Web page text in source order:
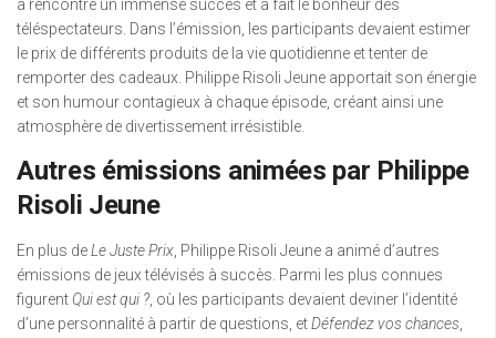
a rencontré un immense succès et a fait le bonheur des
téléspectateurs. Dans l’émission, les participants devaient estimer
le prix de différents produits de la vie quotidienne et tenter de
remporter des cadeaux. Philippe Risoli Jeune apportait son énergie
et son humour contagieux à chaque épisode, créant ainsi une
atmosphère de divertissement irrésistible.
Autres émissions animées par Philippe
Risoli Jeune
En plus deLe Juste Prix , Philippe Risoli Jeune a animé d’autres
émissions de jeux télévisés à succès. Parmi les plus connues
figurent Qui est qui ?, où les participants devaient deviner l’identité
d’une personnalité à partir de questions, etDéfendez vos chances